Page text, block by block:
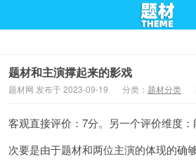
题材和主演撑起来的影戏
题材网 发布于 2023-09-19 分类： 题材分类
客观直接评价：7分。另一个评价维度
次要是由于题材和两位主演的体现的确